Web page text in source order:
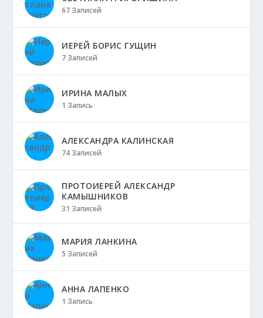
67 Записей
ИЕРЕЙ БОРИС ГУЩИН
7 Записей
ИРИНА МАЛЫХ
1 Запись
АЛЕКСАНДРА КАЛИНСКАЯ
74 Записей
ПРОТОИЕРЕЙ АЛЕКСАНДР
КАМЫШНИКОВ
31 Записей
МАРИЯ ЛАНКИНА
5 Записей
АННА ЛАПЕНКО
1 Запись